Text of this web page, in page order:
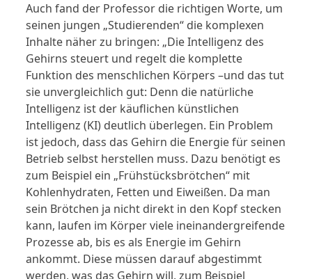
Auch fand der Professor die richtigen Worte, um
seinen jungen „Studierenden“ die komplexen
Inhalte näher zu bringen: „Die Intelligenz des
Gehirns steuert und regelt die komplette
Funktion des menschlichen Körpers –und das tut
sie unvergleichlich gut: Denn die natürliche
Intelligenz ist der käuflichen künstlichen
Intelligenz (KI) deutlich überlegen. Ein Problem
ist jedoch, dass das Gehirn die Energie für seinen
Betrieb selbst herstellen muss. Dazu benötigt es
zum Beispiel ein „Frühstücksbrötchen“ mit
Kohlenhydraten, Fetten und Eiweißen. Da man
sein Brötchen ja nicht direkt in den Kopf stecken
kann, laufen im Körper viele ineinandergreifende
Prozesse ab, bis es als Energie im Gehirn
ankommt. Diese müssen darauf abgestimmt
werden, was das Gehirn will, zum Beispiel